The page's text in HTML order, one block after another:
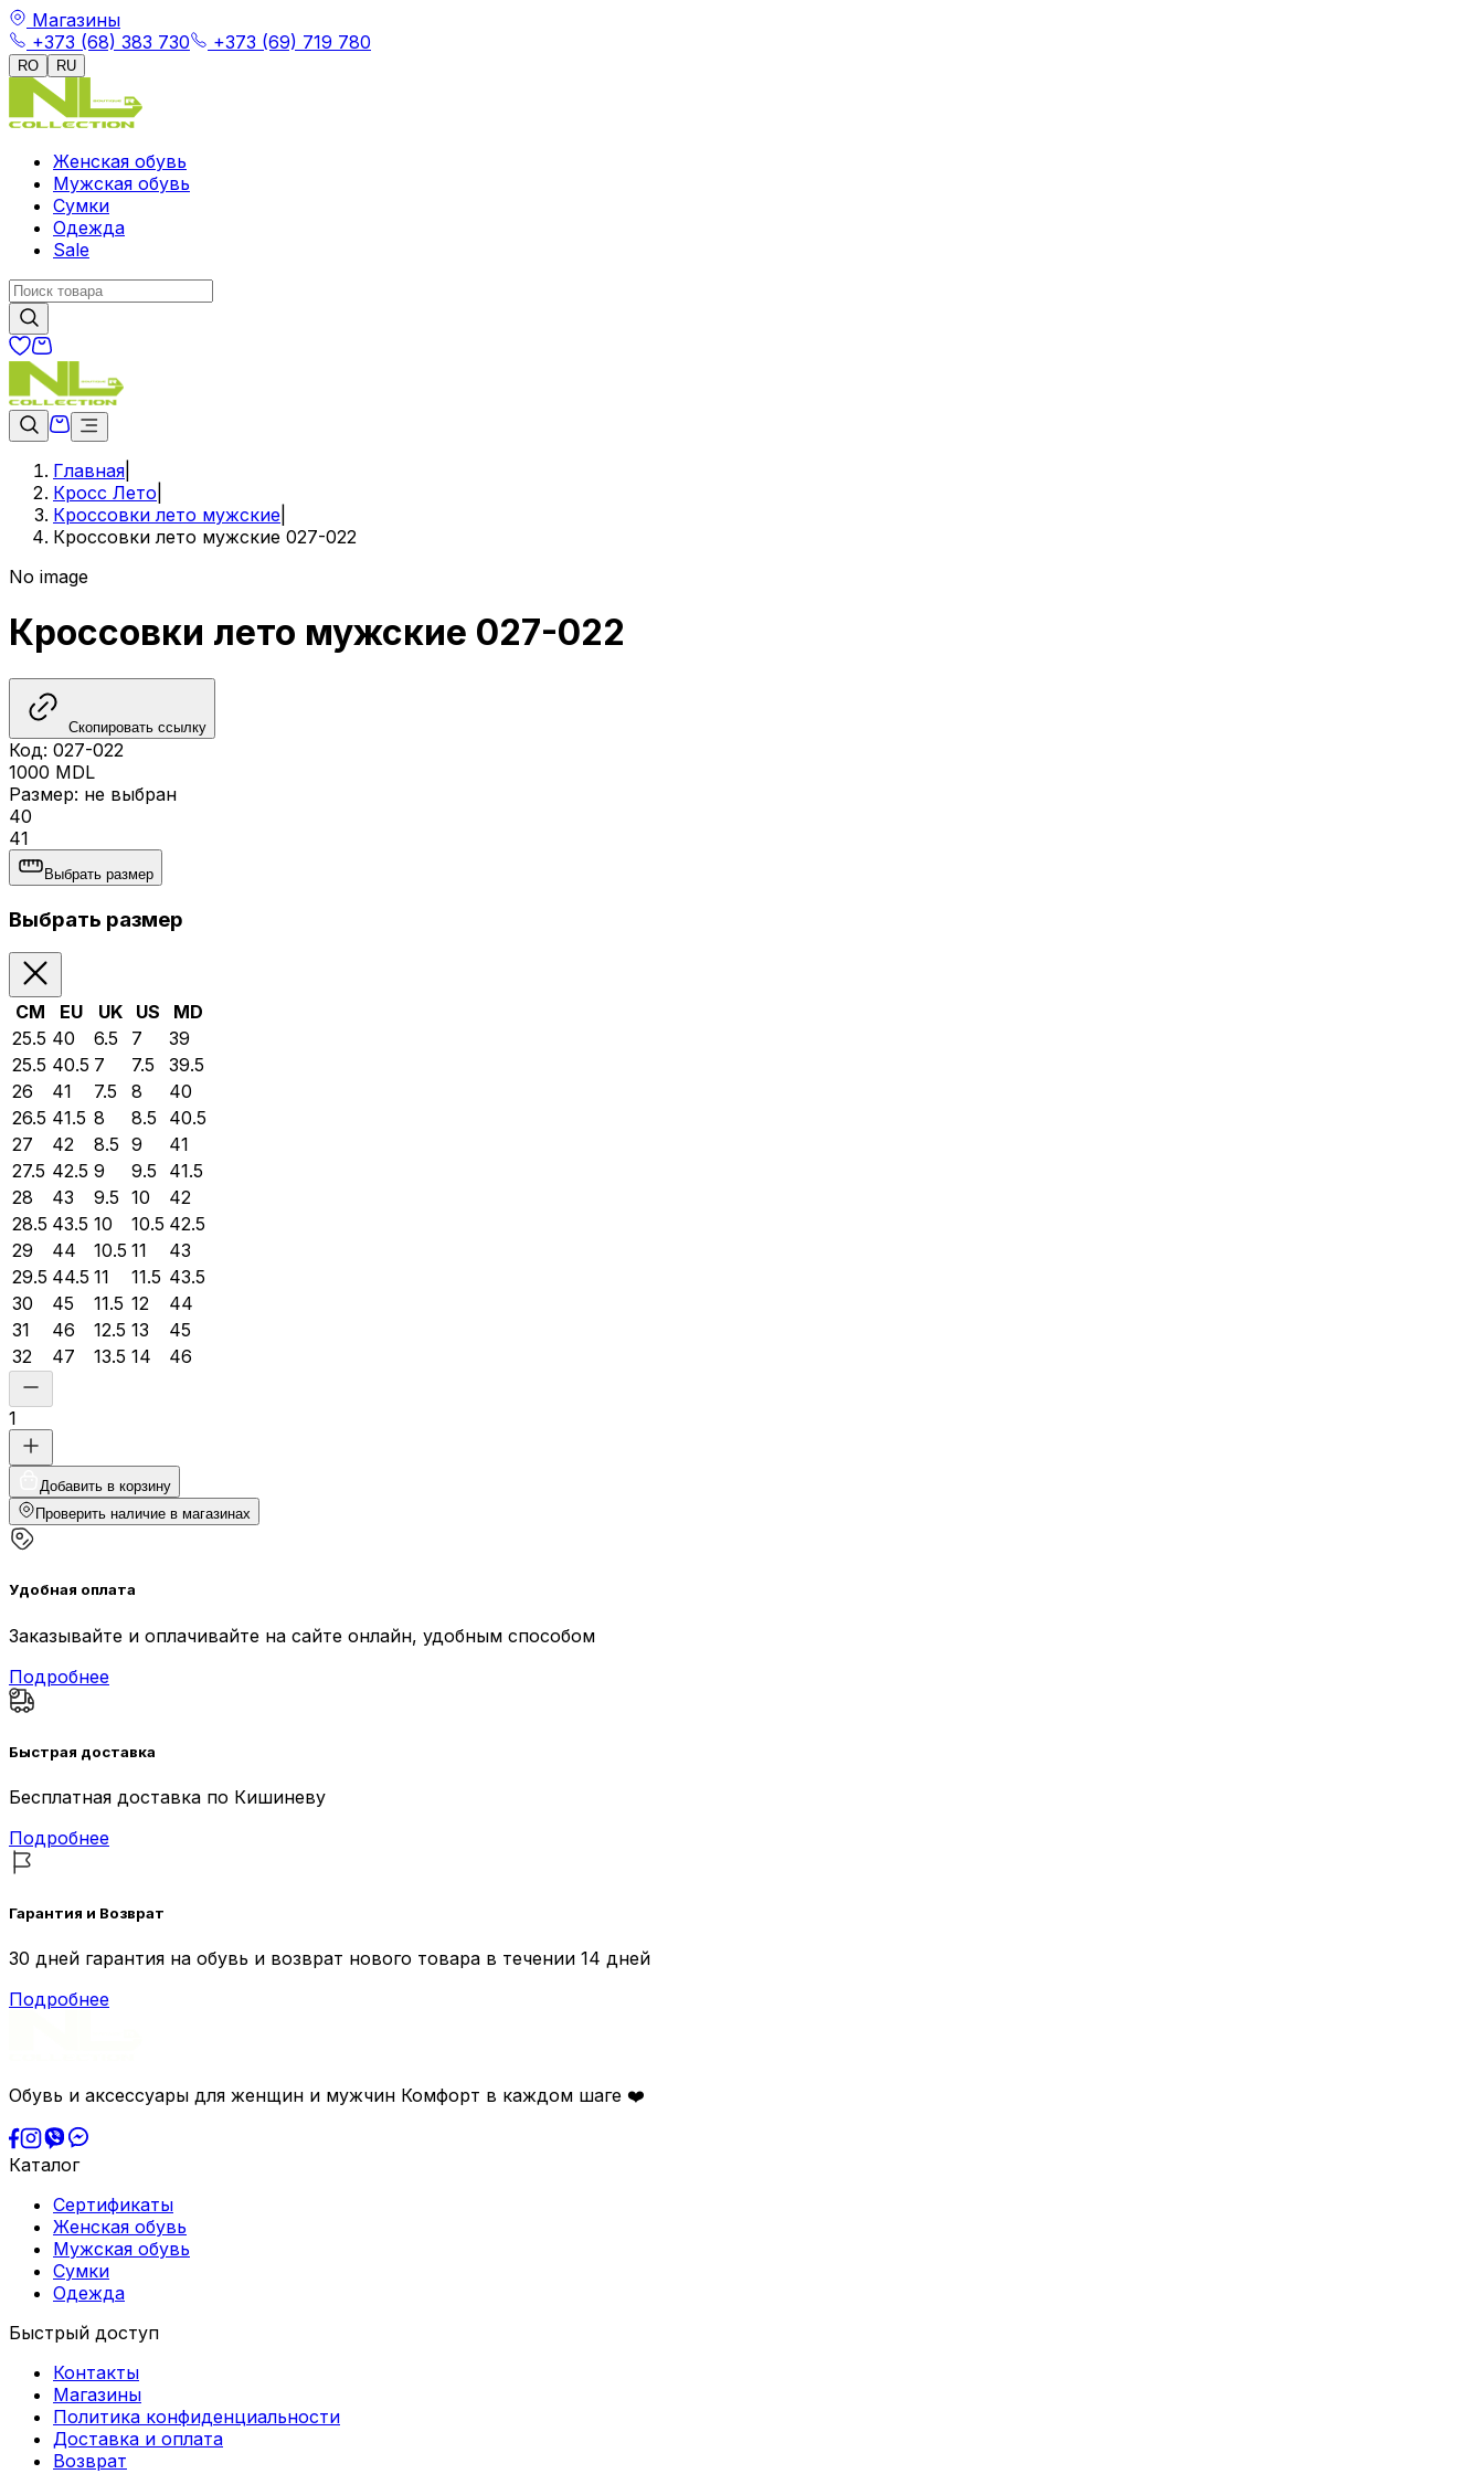
Магазины
+373 (68) 383 730
+373 (69) 719 780
RO RU
Женская обувь
Мужская обувь
Сумки
Одежда
Sale
Главная
Кросс Лето
Кроссовки лето мужские
Кроссовки лето мужские 027-022
No image
Кроссовки лето мужские 027-022
Скопировать ссылку
Код: 027-022
1000 MDL
Размер: не выбран
40
41
Выбрать размер
Выбрать размер
CM EU UK US
MD
25.5 40 6.5 7
39
25.5 40.5 7 7.5
39.5
26
41 7.5 8
40
26.5 41.5 8 8.5
40.5
27
42 8.5 9
41
27.5 42.5 9 9.5
41.5
28
43 9.5 10
42
28.5 43.5 10 10.5 42.5
29
44 10.5 11
43
29.5 44.5 11 11.5 43.5
30
45 11.5 12
44
31
46 12.5 13
45
32
47 13.5 14 46
1
Добавить в корзину
Проверить наличие в магазинах
Удобная оплата
Заказывайте и оплачивайте на сайте онлайн, удобным способом
Подробнее
Быстрая доставка
Бесплатная доставка по Кишиневу
Подробнее
Гарантия и Возврат
30 дней гарантия на обувь и возврат нового товара в течении 14 дней
Подробнее
Обувь и аксессуары для женщин и мужчин Комфорт в каждом шаге ❤️
Каталог
Сертификаты
Женская обувь
Мужская обувь
Сумки
Одежда
Быстрый доступ
Контакты
Магазины
Политика конфиденциальности
Доставка и оплата
Возврат